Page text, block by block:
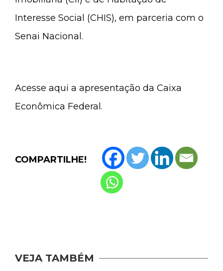
Interesse Social (CHIS), em parceria com o
Senai Nacional.
Acesse aqui a apresentação da Caixa
Econômica Federal.
COMPARTILHE!
VEJA TAMBÉM